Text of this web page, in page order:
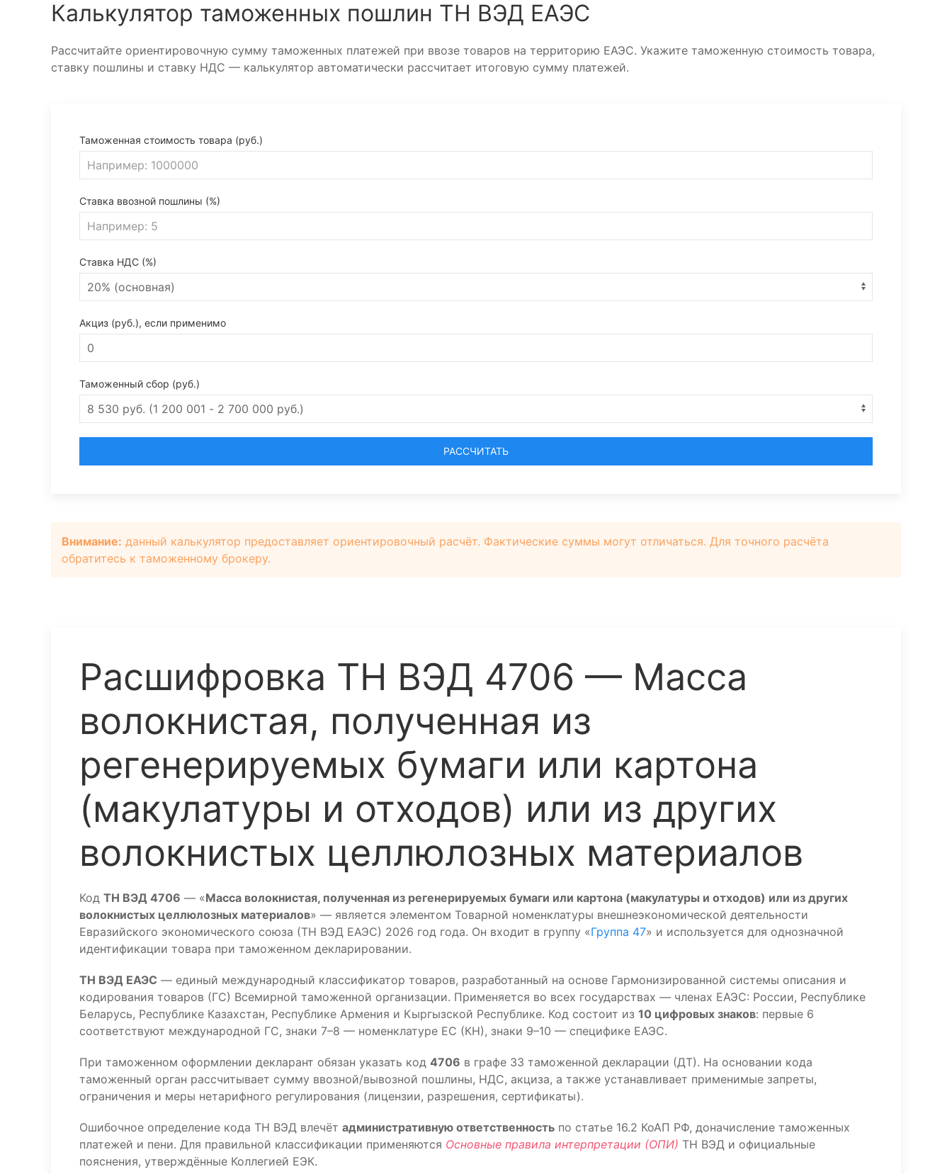
Калькулятор таможенных пошлин ТН ВЭД ЕАЭС
Рассчитайте ориентировочную сумму таможенных платежей при ввозе товаров на территорию ЕАЭС. Укажите таможенную стоимость товара,
ставку пошлины и ставку НДС — калькулятор автоматически рассчитает итоговую сумму платежей.
Таможенная стоимость товара (руб.)
Ставка ввозной пошлины (%)
Ставка НДС (%)
Акциз (руб.), если применимо
Таможенный сбор (руб.)
РАССЧИТАТЬ
Внимание: данный калькулятор предоставляет ориентировочный расчёт. Фактические суммы могут отличаться. Для точного расчёта
обратитесь к таможенному брокеру.
Расшифровка ТН ВЭД 4706 — Масса
волокнистая, полученная из
регенерируемых бумаги или картона
(макулатуры и отходов) или из других
волокнистых целлюлозных материалов
Код ТН ВЭД 4706 — «Масса волокнистая, полученная из регенерируемых бумаги или картона (макулатуры и отходов) или из других
волокнистых целлюлозных материалов» — является элементом Товарной номенклатуры внешнеэкономической деятельности
Евразийского экономического союза (ТН ВЭД ЕАЭС) 2026 год года. Он входит в группу «Группа 47» и используется для однозначной
идентификации товара при таможенном декларировании.
ТН ВЭД ЕАЭС — единый международный классификатор товаров, разработанный на основе Гармонизированной системы описания и
кодирования товаров (ГС) Всемирной таможенной организации. Применяется во всех государствах — членах ЕАЭС: России, Республике
Беларусь, Республике Казахстан, Республике Армения и Кыргызской Республике. Код состоит из 10 цифровых знаков: первые 6
соответствуют международной ГС, знаки 7–8 — номенклатуре ЕС (КН), знаки 9–10 — специфике ЕАЭС.
При таможенном оформлении декларант обязан указать код 4706 в графе 33 таможенной декларации (ДТ). На основании кода
таможенный орган рассчитывает сумму ввозной/вывозной пошлины, НДС, акциза, а также устанавливает применимые запреты,
ограничения и меры нетарифного регулирования (лицензии, разрешения, сертификаты).
Ошибочное определение кода ТН ВЭД влечёт административную ответственность по статье 16.2 КоАП РФ, доначисление таможенных
платежей и пени. Для правильной классификации применяются Основные правила интерпретации (ОПИ) ТН ВЭД и официальные
пояснения, утверждённые Коллегией ЕЭК.